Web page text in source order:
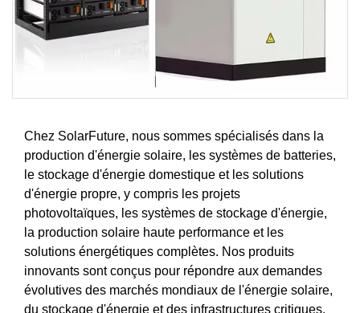
Chez SolarFuture, nous sommes spécialisés dans la
production d'énergie solaire, les systèmes de batteries,
le stockage d'énergie domestique et les solutions
d'énergie propre, y compris les projets
photovoltaïques, les systèmes de stockage d'énergie,
la production solaire haute performance et les
solutions énergétiques complètes. Nos produits
innovants sont conçus pour répondre aux demandes
évolutives des marchés mondiaux de l'énergie solaire,
du stockage d'énergie et des infrastructures critiques.